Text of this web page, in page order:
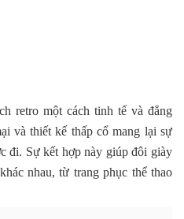
retro một cách tinh tế và đẳng
và thiết kế thấp cổ mang lại sự
đi. Sự kết hợp này giúp đôi giày
nhau, từ trang phục thể thao